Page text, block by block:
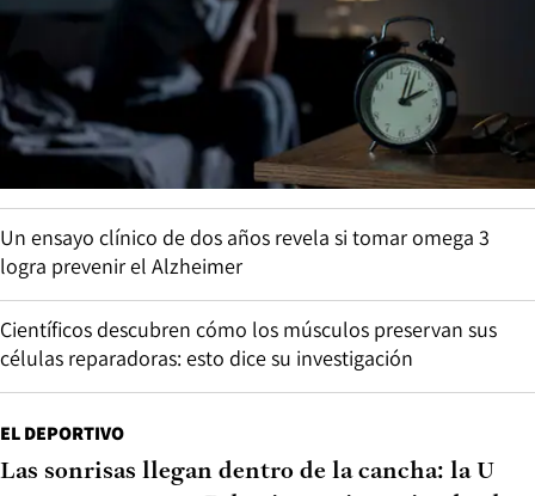
Un ensayo clínico de dos años revela si tomar omega 3
logra prevenir el Alzheimer
Científicos descubren cómo los músculos preservan sus
células reparadoras: esto dice su investigación
EL DEPORTIVO
Las sonrisas llegan dentro de la cancha: la U